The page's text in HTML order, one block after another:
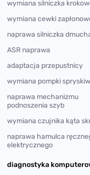
wymiana silniczka
wymiana cewki
naprawa silniczka
ASR naprawa
adaptacja przepustnicy
wymiana pompki
naprawa mechanizmu
podnoszenia szyb
wymiana czujnika kąta
naprawa hamulca
elektrycznego
diagnostyka